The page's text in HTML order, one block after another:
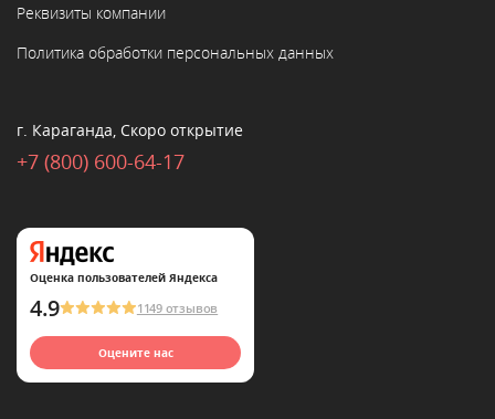
Реквизиты компании
Политика обработки персональных данных
г. Караганда, Скоро открытие
+7 (800) 600-64-17
Оценка пользователей Яндекса
4.9 1149 отзывов
Оцените нас